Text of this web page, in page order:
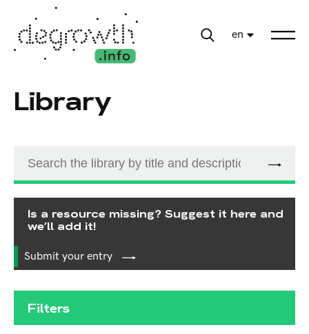
en
Library
Is a resource missing? Suggest it here and
we’ll add it!
Submit your entry
Filters